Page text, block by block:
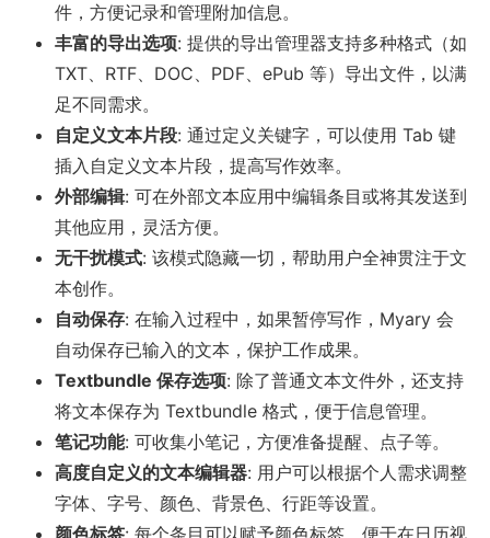
件，方便记录和管理附加信息。
丰富的导出选项: 提供的导出管理器支持多种格式（如
TXT、RTF、DOC、PDF、ePub 等）导出文件，以满
足不同需求。
自定义文本片段: 通过定义关键字，可以使用 Tab 键
插入自定义文本片段，提高写作效率。
外部编辑: 可在外部文本应用中编辑条目或将其发送到
其他应用，灵活方便。
无干扰模式: 该模式隐藏一切，帮助用户全神贯注于文
本创作。
自动保存: 在输入过程中，如果暂停写作，Myary 会
自动保存已输入的文本，保护工作成果。
Textbundle 保存选项: 除了普通文本文件外，还支持
将文本保存为 Textbundle 格式，便于信息管理。
笔记功能: 可收集小笔记，方便准备提醒、点子等。
高度自定义的文本编辑器: 用户可以根据个人需求调整
字体、字号、颜色、背景色、行距等设置。